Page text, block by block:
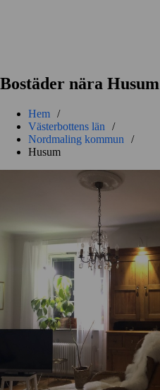
Bostäder nära Husum
Hem /
Västerbottens län
/
Nordmaling kommun
/
Husum